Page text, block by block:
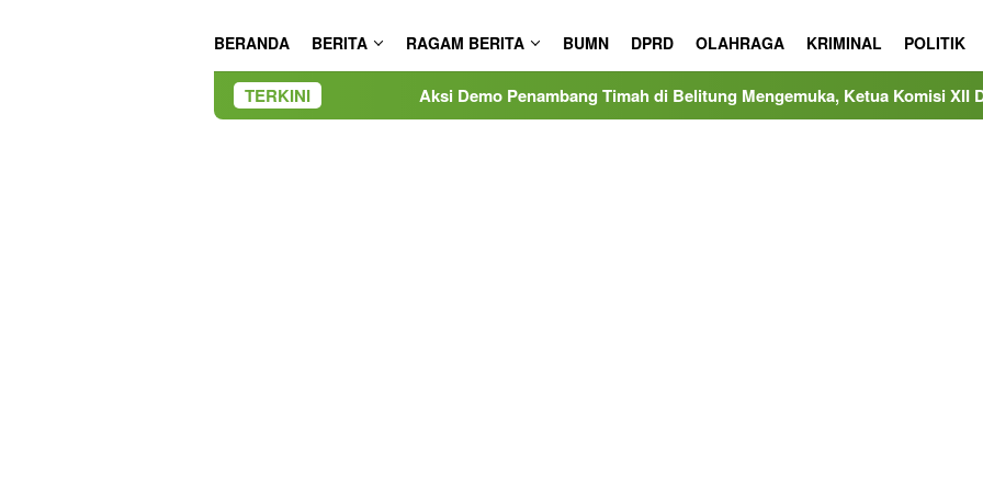
BERANDA BERITA RAGAM BERITA BUMN DPRD OLAHRAGA KRIMINAL POLITIK
TERKINIAksi Demo Penambang Timah di Belitung Mengemuka, Ketua Komisi XII DPR Bambang